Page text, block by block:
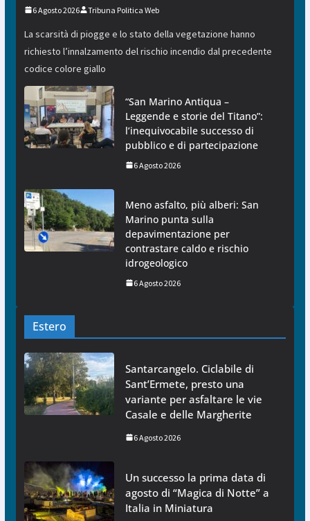
6 Agosto 2026 Tribuna Politica Web
La scarsità di piogge e lo stato della vegetazione hanno
richiesto l’innalzamento del rischio incendio dal precedente
codice colore giallo
“San Marino Antiqua –
Leggende e storie del Titano”:
l’inequivocabile successo di
pubblico e di partecipazione
6 Agosto 2026
Meno asfalto, più alberi: San
Marino punta sulla
depavimentazione per
contrastare caldo e rischio
idrogeologico
6 Agosto 2026
Estero
Santarcangelo. Ciclabile di
Sant’Ermete, presto una
variante per asfaltare le vie
Casale e delle Margherite
6 Agosto 2026
Un successo la prima data di
agosto di “Magica di Notte” a
Italia in Miniatura